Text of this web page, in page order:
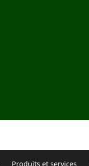
Produits et services